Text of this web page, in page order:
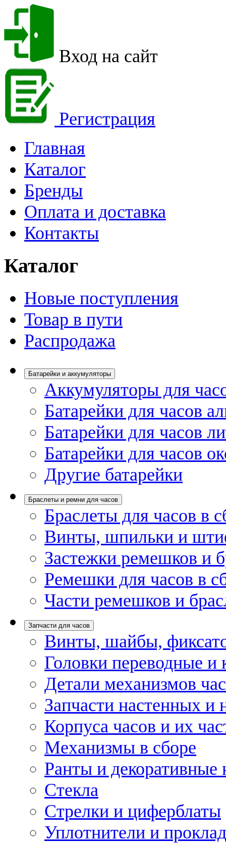
Вход на сайт
Регистрация
Главная
Каталог
Бренды
Оплата и доставка
Контакты
Каталог
Новые поступления
Товар в пути
Распродажа
Батарейки и аккумуляторы
Аккумуляторы для
Батарейки для часов
Батарейки для часов
Батарейки для часов
Другие батарейки
Браслеты и ремни для часов
Браслеты для часов в
Винты, шпильки и
Застежки ремешков и
Ремешки для часов в
Части ремешков и
Запчасти для часов
Винты, шайбы,
Головки переводные и
Детали механизмов
Запчасти настенных и
Корпуса часов и их
Механизмы в сборе
Ранты и декоративные
Стекла
Стрелки и циферблаты
Уплотнители и